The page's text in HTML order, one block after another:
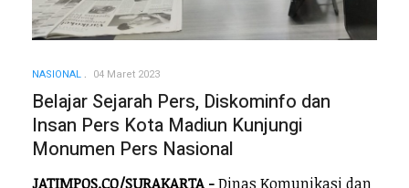
NASIONAL 04 Maret 2023
Belajar Sejarah Pers, Diskominfo dan
Insan Pers Kota Madiun Kunjungi
Monumen Pers Nasional
JATIMPOS.CO/SURAKARTA -Dinas Komunikasi dan